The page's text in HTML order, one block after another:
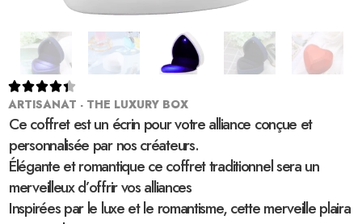

ARTISANAT - THE LUXURY BOX
Ce coffret est un écrin pour votre alliance conçue et
personnalisée par nos créateurs.
Élégante et romantique ce coffret traditionnel sera un
merveilleux d’offrir vos alliances
Inspirées par le luxe et le romantisme, cette merveille plaira